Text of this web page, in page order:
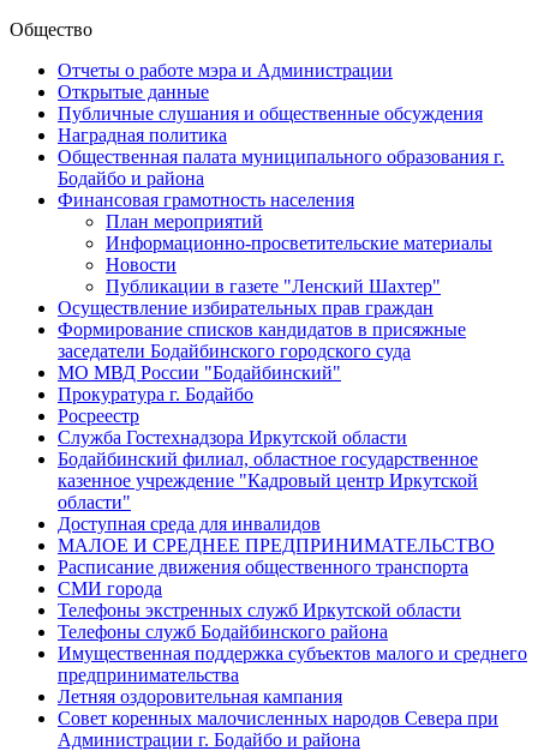
Общество
Отчеты о работе мэра и Администрации
Открытые данные
Публичные слушания и общественные обсуждения
Наградная политика
Общественная палата муниципального образования г.
Бодайбо и района
Финансовая грамотность населения
План мероприятий
Информационно-просветительские материалы
Новости
Публикации в газете "Ленский Шахтер"
Осуществление избирательных прав граждан
Формирование списков кандидатов в присяжные
заседатели Бодайбинского городского суда
МО МВД России "Бодайбинский"
Прокуратура г. Бодайбо
Росреестр
Служба Гостехнадзора Иркутской области
Бодайбинский филиал, областное государственное
казенное учреждение "Кадровый центр Иркутской
области"
Доступная среда для инвалидов
МАЛОЕ И СРЕДНЕЕ ПРЕДПРИНИМАТЕЛЬСТВО
Расписание движения общественного транспорта
СМИ города
Телефоны экстренных служб Иркутской области
Телефоны служб Бодайбинского района
Имущественная поддержка субъектов малого и среднего
предпринимательства
Летняя оздоровительная кампания
Совет коренных малочисленных народов Севера при
Администрации г. Бодайбо и района